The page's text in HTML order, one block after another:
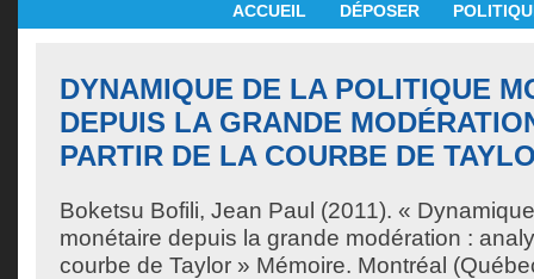
ACCUEIL DÉPOSER
DYNAMIQUE DE LA POLITIQUE
DEPUIS LA GRANDE
PARTIR DE LA COURBE DE
Boketsu Bofili, Jean Paul (2011). «
monétaire depuis la grande modération :
courbe de Taylor » Mémoire. Montréal